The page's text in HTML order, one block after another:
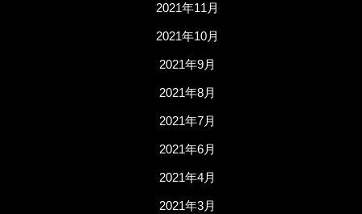
2021年11月
2021年10月
2021年9月
2021年8月
2021年7月
2021年6月
2021年4月
2021年3月